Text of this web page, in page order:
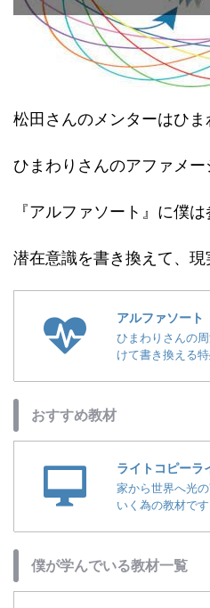
松田さんのメンターはひま
ひまわりさんのアファメー
『アルファソート』に僕は
潜在意識を書き換えて、
アルファソート
ひまわりさんの
けて書き換える
おすすめ教材
ライトコピーラ
家から世界へ光
いく為の教材です
僕が学んでいる教材一覧